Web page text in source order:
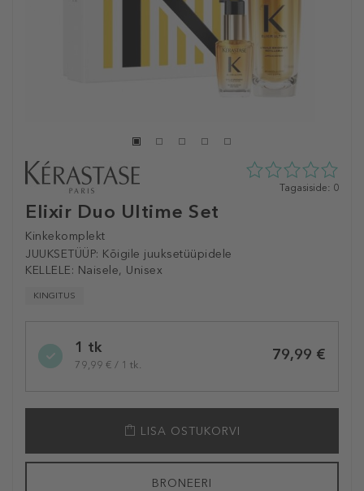
Elixir Duo Ultime Set
Kinkekomplekt
JUUKSETÜÜP: Kõigile juuksetüüpidele
KELLELE: Naisele, Unisex
KINGITUS
0
Tagasiside: 0
variation1 tk
79,99 € / 1 tk.
79,99 €
LISA OSTUKORVI
BRONEERI